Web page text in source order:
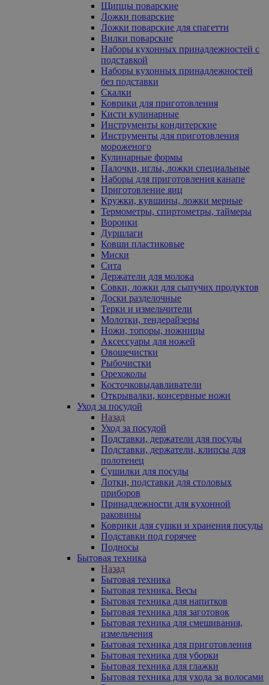
Щипцы поварские
Ложки поварские
Ложки поварские для спагетти
Вилки поварские
Наборы кухонных принадлежностей с
подставкой
Наборы кухонных принадлежностей
без подставки
Скалки
Коврики для приготовления
Кисти кулинарные
Инструменты кондитерские
Инструменты для приготовления
мороженого
Кулинарные формы
Палочки, иглы, ложки специальные
Наборы для приготовления канапе
Приготовление яиц
Кружки, кувшины, ложки мерные
Термометры, спиртометры, таймеры
Воронки
Дуршлаги
Ковши пластиковые
Миски
Сита
Держатели для молока
Совки, ложки для сыпучих продуктов
Доски разделочные
Терки и измельчители
Молотки, тендерайзеры
Ножи, топоры, ножницы
Аксессуары для ножей
Овощечистки
Рыбочистки
Орехоколы
Косточковыдавливатели
Открывалки, консервные ножи
Уход за посудой
Назад
Уход за посудой
Подставки, держатели для посуды
Подставки, держатели, клипсы для
полотенец
Сушилки для посуды
Лотки, подставки для столовых
приборов
Принадлежности для кухонной
раковины
Коврики для сушки и хранения посуды
Подставки под горячее
Подносы
Бытовая техника
Назад
Бытовая техника
Бытовая техника. Весы
Бытовая техника для напитков
Бытовая техника для заготовок
Бытовая техника для смешивания,
измельчения
Бытовая техника для приготовления
Бытовая техника для уборки
Бытовая техника для глажки
Бытовая техника для ухода за волосами